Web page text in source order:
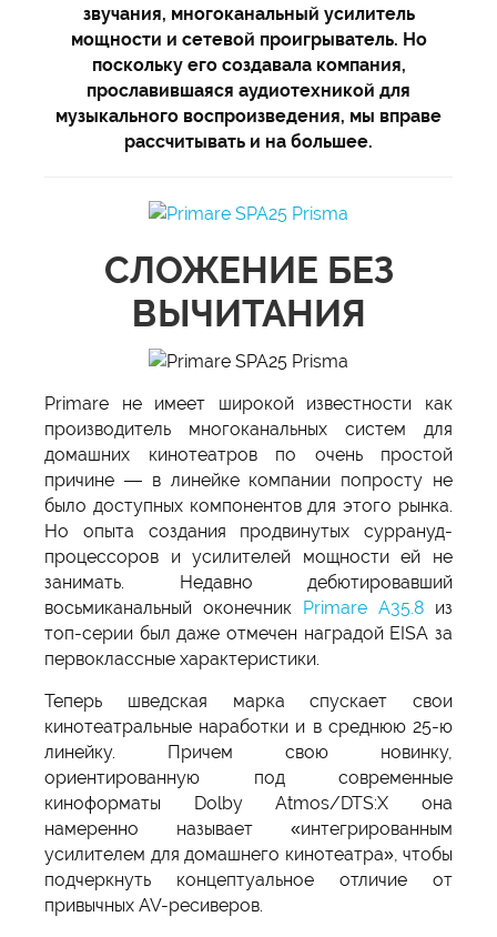
звучания, многоканальный усилитель
мощности и сетевой проигрыватель. Но
поскольку его создавала компания,
прославившаяся аудиотехникой для
музыкального воспроизведения, мы вправе
рассчитывать и на большее.
СЛОЖЕНИЕ БЕЗ
ВЫЧИТАНИЯ
Primare не имеет широкой известности как
производитель многоканальных систем для
домашних кинотеатров по очень простой
причине — в линейке компании попросту не
было доступных компонентов для этого рынка.
Но опыта создания продвинутых суррануд-
процессоров и усилителей мощности ей не
занимать. Недавно дебютировавший
восьмиканальный оконечник Primare A35.8 из
топ-серии был даже отмечен наградой EISA за
первоклассные характеристики.
Теперь шведская марка спускает свои
кинотеатральные наработки и в среднюю 25-ю
линейку. Причем свою новинку,
ориентированную под современные
киноформаты Dolby Atmos/DTS:X она
намеренно называет «интегрированным
усилителем для домашнего кинотеатра», чтобы
подчеркнуть концептуальное отличие от
привычных AV-ресиверов.